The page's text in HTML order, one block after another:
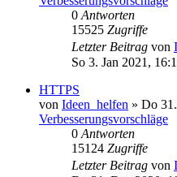
0 Antworten
15525 Zugriffe
Letzter Beitrag von
So 3. Jan 2021,
HTTPS
von Ideen_helfen » Do
Verbesserungsvorschläge
0 Antworten
15124 Zugriffe
Letzter Beitrag von